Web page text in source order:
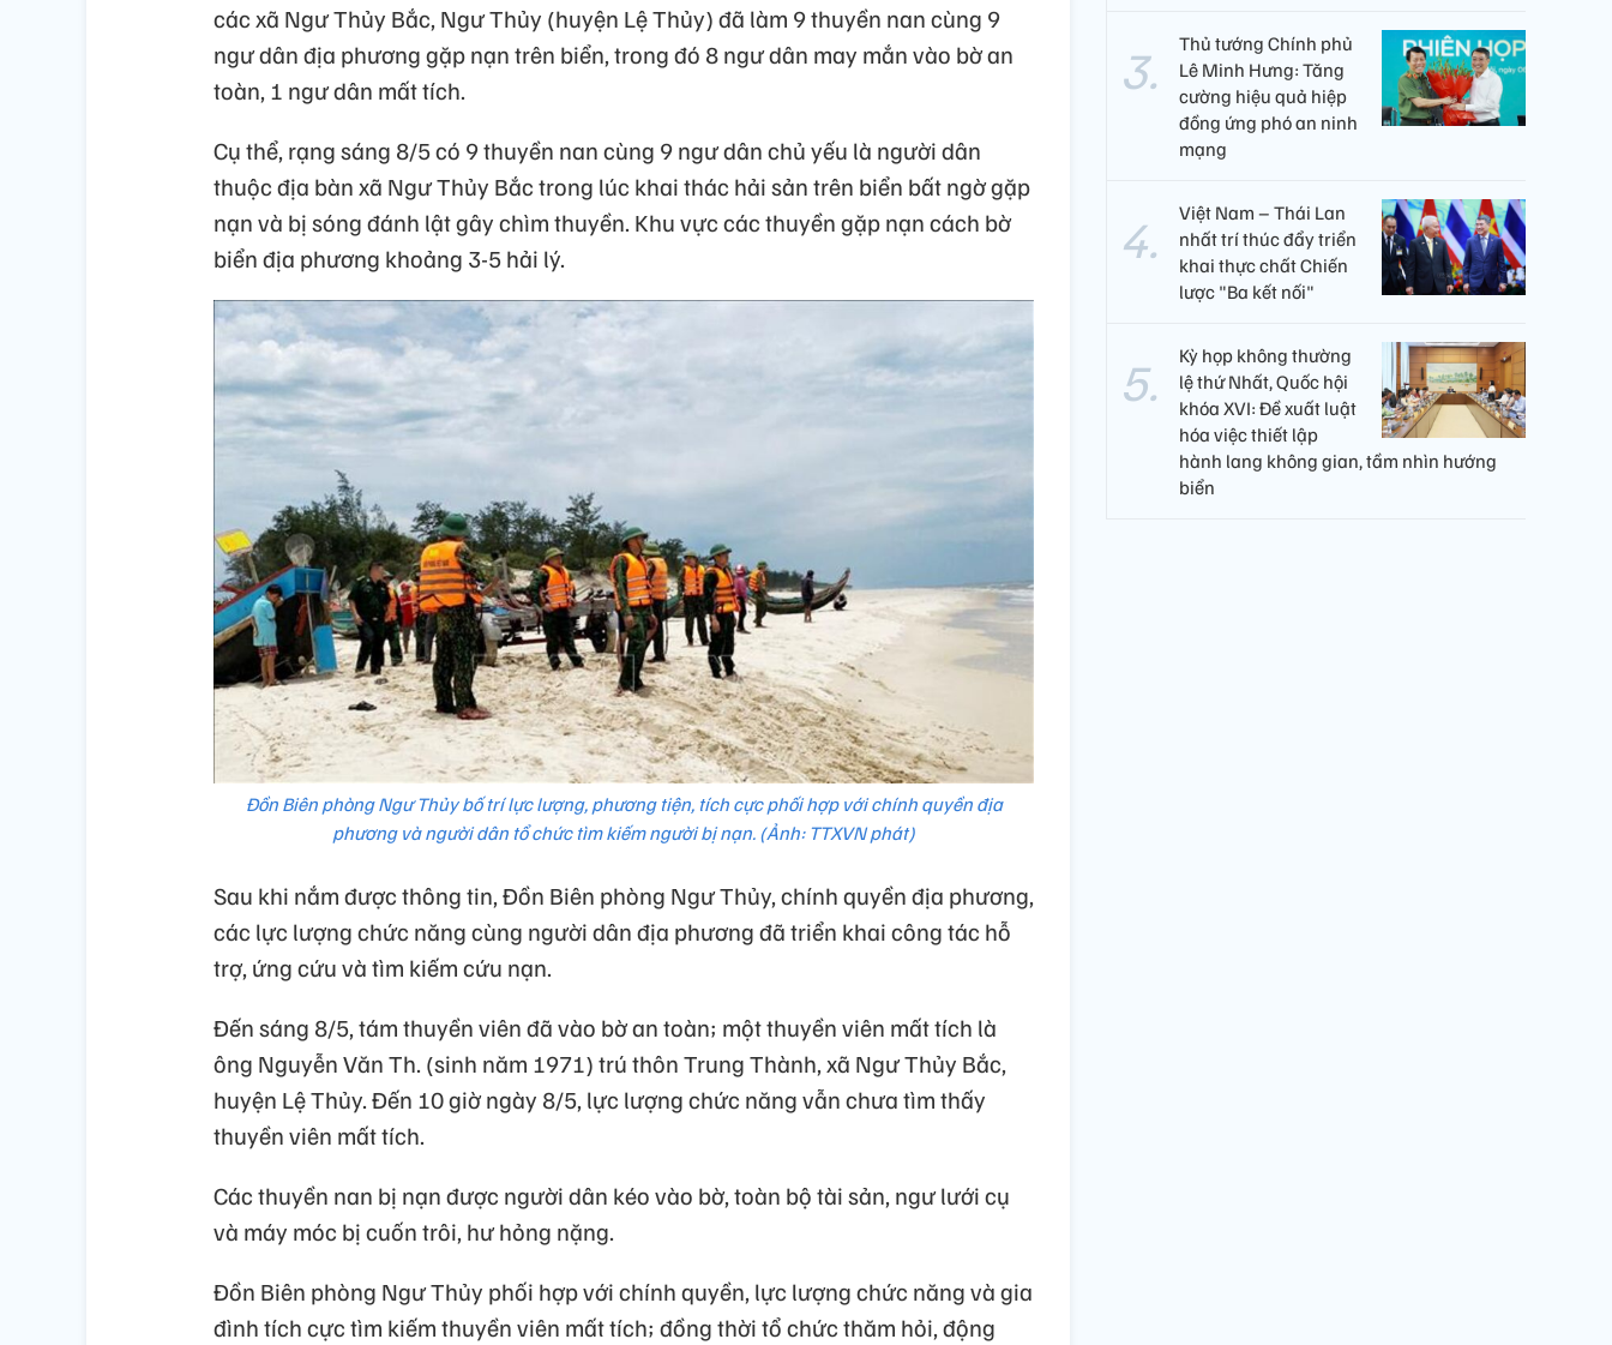
các xã Ngư Thủy Bắc, Ngư Thủy (huyện Lệ Thủy) đã làm 9 thuyền nan cùng 9
ngư dân địa phương gặp nạn trên biển, trong đó 8 ngư dân may mắn vào bờ an
toàn, 1 ngư dân mất tích.
Cụ thể, rạng sáng 8/5 có 9 thuyền nan cùng 9 ngư dân chủ yếu là người dân
thuộc địa bàn xã Ngư Thủy Bắc trong lúc khai thác hải sản trên biển bất ngờ gặp
nạn và bị sóng đánh lật gây chìm thuyền. Khu vực các thuyền gặp nạn cách bờ
biển địa phương khoảng 3-5 hải lý.
Đồn Biên phòng Ngư Thủy bố trí lực lượng, phương tiện, tích cực phối hợp với chính quyền địa
phương và người dân tổ chức tìm kiếm người bị nạn. (Ảnh: TTXVN phát)
Sau khi nắm được thông tin, Đồn Biên phòng Ngư Thủy, chính quyền địa phương,
các lực lượng chức năng cùng người dân địa phương đã triển khai công tác hỗ
trợ, ứng cứu và tìm kiếm cứu nạn.
Đến sáng 8/5, tám thuyền viên đã vào bờ an toàn; một thuyền viên mất tích là
ông Nguyễn Văn Th. (sinh năm 1971) trú thôn Trung Thành, xã Ngư Thủy Bắc,
huyện Lệ Thủy. Đến 10 giờ ngày 8/5, lực lượng chức năng vẫn chưa tìm thấy
thuyền viên mất tích.
Các thuyền nan bị nạn được người dân kéo vào bờ, toàn bộ tài sản, ngư lưới cụ
và máy móc bị cuốn trôi, hư hỏng nặng.
Đồn Biên phòng Ngư Thủy phối hợp với chính quyền, lực lượng chức năng và gia
đình tích cực tìm kiếm thuyền viên mất tích; đồng thời tổ chức thăm hỏi, động
Thủ tướng Chính phủ
Lê Minh Hưng: Tăng
cường hiệu quả hiệp
đồng ứng phó an ninh
mạng
Việt Nam – Thái Lan
nhất trí thúc đẩy triển
khai thực chất Chiến
lược "Ba kết nối"
Kỳ họp không thường
lệ thứ Nhất, Quốc hội
khóa XVI: Đề xuất luật
hóa việc thiết lập
hành lang không gian, tầm nhìn hướng
biển